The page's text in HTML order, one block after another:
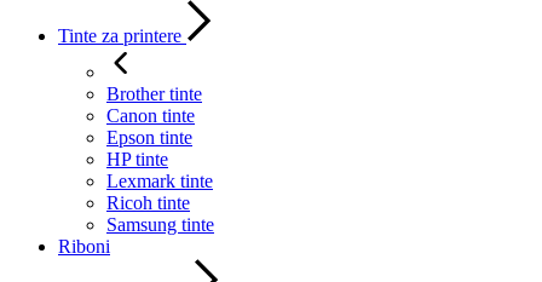
Tinte za printere
Brother tinte
Canon tinte
Epson tinte
HP tinte
Lexmark tinte
Ricoh tinte
Samsung tinte
Riboni